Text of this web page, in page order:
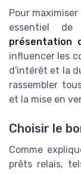
Pour
essentiel
présentation
influencer les
d'intérêt et la
rassembler
et la mise en
Choisir le
Comme
prêts relais,